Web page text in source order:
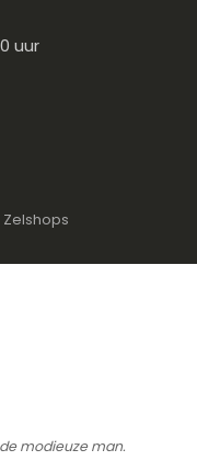
uur
Zelshops
modieuze man.